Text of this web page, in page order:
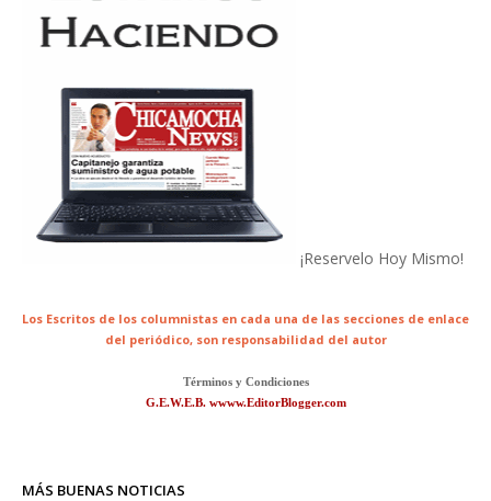
¡Reservelo Hoy Mismo!
Los Escritos de los columnistas en cada una de las secciones de enlace
del periódico, son responsabilidad del autor
Términos y Condiciones
G.E.W.E.B. wwww.EditorBlogger.com
MÁS BUENAS NOTICIAS